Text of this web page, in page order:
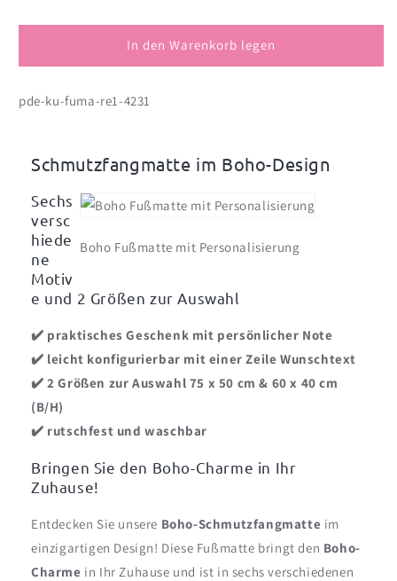
Bedruckte
im
Stil
-
verschiedene
Motive
zur
Auswahl
Bedruckte
Fußmatten
im
Stil
verschiedene
zur
In den Warenkorb legen
pde-ku-fuma-re1-4231
Schmutzfangmatte im Boho-Design
Boho Fußmatte mit Personalisierung
Sechs
versc
hiede
ne
Motiv
e und 2 Größen zur Auswahl
✔️ praktisches Geschenk mit persönlicher Note
✔️ leicht konfigurierbar mit einer Zeile Wunschtext
✔️2 Größen zur Auswahl 75 x 50 cm & 60 x 40 cm
(B/H)
✔️ rutschfest und waschbar
Bringen Sie den Boho-Charme in Ihr
Zuhause!
Entdecken Sie unsere Boho-Schmutzfangmatte im
einzigartigen Design! Diese Fußmatte bringt den Boho-
Charme in Ihr Zuhause und ist in sechs verschiedenen